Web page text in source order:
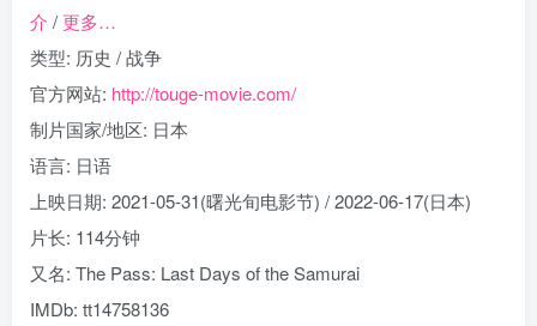
介 /更多…
类型: 历史 / 战争
官方网站: http://touge-movie.com/
制片国家/地区: 日本
语言: 日语
上映日期: 2021-05-31(曙光旬电影节) / 2022-06-17(日本)
片长: 114分钟
又名: The Pass: Last Days of the Samurai
IMDb: tt14758136